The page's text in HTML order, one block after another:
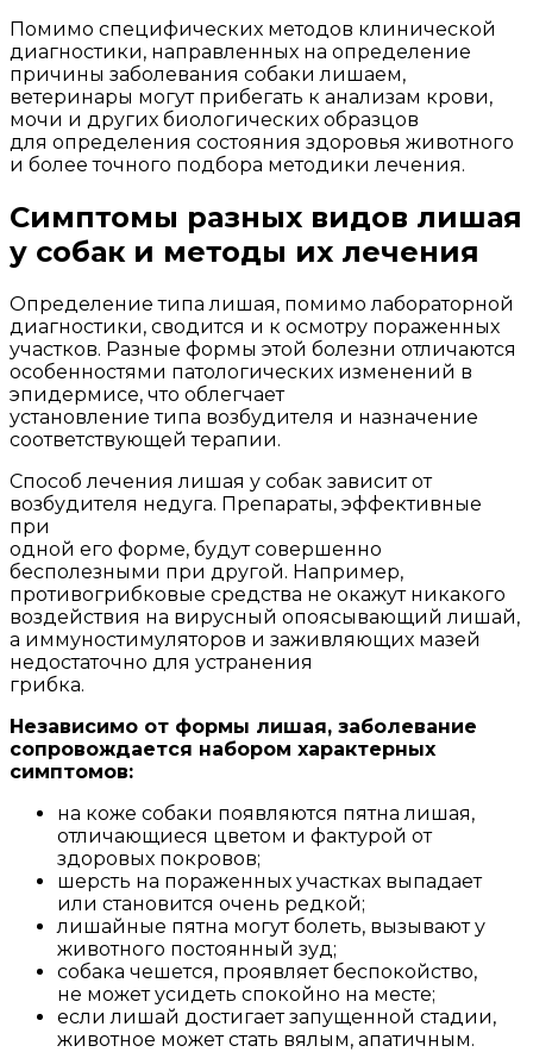
Помимо специфических методов клинической
диагностики, направленных на определение
причины заболевания собаки лишаем,
ветеринары могут прибегать к анализам крови,
мочи и других биологических образцов
для определения состояния здоровья животного
и более точного подбора методики лечения.
Симптомы разных видов лишая
у собак и методы их лечения
Определение типа лишая, помимо лабораторной
диагностики, сводится и к осмотру пораженных
участков. Разные формы этой болезни отличаются
особенностями патологических изменений в
эпидермисе, что облегчает
установление типа возбудителя и назначение
соответствующей терапии.
Способ лечения лишая у собак зависит от
возбудителя недуга. Препараты, эффективные
при
одной его форме, будут совершенно
бесполезными при другой. Например,
противогрибковые средства не окажут никакого
воздействия на вирусный опоясывающий лишай,
а иммуностимуляторов и заживляющих мазей
недостаточно для устранения
грибка.
Независимо от формы лишая, заболевание
сопровождается набором характерных
симптомов:
на коже собаки появляются пятна лишая,
отличающиеся цветом и фактурой от
здоровых покровов;
шерсть на пораженных участках выпадает
или становится очень редкой;
лишайные пятна могут болеть, вызывают у
животного постоянный зуд;
собака чешется, проявляет беспокойство,
не может усидеть спокойно на месте;
если лишай достигает запущенной стадии,
животное может стать вялым, апатичным.